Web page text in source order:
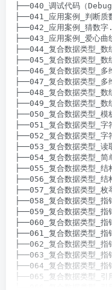
├──040_调试代码（
├──041_应用案例_判断
├──042_应用案例_猜数
├──043_应用案例_爱心
├──044_复合数据类型_
├──045_复合数据类型_
├──046_复合数据类型_
├──047_复合数据类型_
├──048_复合数据类型_
├──049_复合数据类型_
├──050_复合数据类型_
├──051_复合数据类型_
├──052_复合数据类型_字
├──053_复合数据类型_
├──054_复合数据类型_
├──055_复合数据类型_
├──056_复合数据类型_
├──057_复合数据类型_
├──058_复合数据类型_
├──059_复合数据类型_
├──060_复合数据类型_
├──061_复合数据类型_
├──062_复合数据类型_
├──063_复合数据类型_
├──064_复合数据类型_
├──065_复合数据类型_